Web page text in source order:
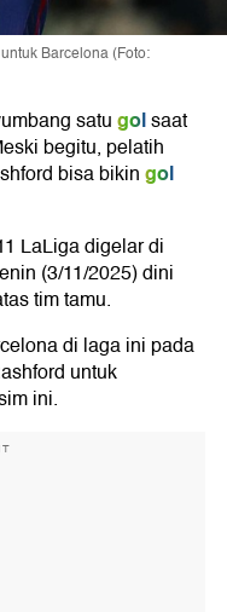
Barcelona (Foto:
satugolsaat
begitu, pelatih
bisa bikingol
LaLiga digelar di
(3/11/2025) dini
tim tamu.
di laga ini pada
untuk
ini.